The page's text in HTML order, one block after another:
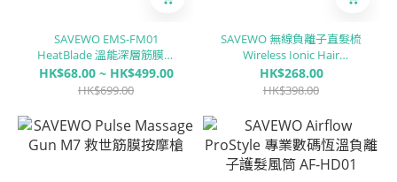
SAVEWO EMS-FM01
HeatBlade 溫能深層筋膜刀
(附送精油乙枝)
HK$68.00 ~ HK$499.00
HK$699.00
SAVEWO 無線負離子直髮梳
Wireless Ionic Hair
Straightener Brush
HK$268.00
HK$398.00